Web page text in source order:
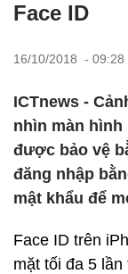
Face ID
16/10/2018 - 09:28
ICTnews -
nhìn màn hình
được bảo vệ
đăng nhập
mật khẩu để
Face ID trên
mặt tối đa 5